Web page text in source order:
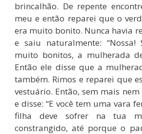
brincalhão. De repente
meu e então reparei que o
era muito bonito. Nunca havia
e saiu naturalmente: “Nossa!
muito bonitos, a mulherada
Então ele disse que a
também. Rimos e reparei que
vestuário. Então, sem mais
e disse: “E você tem uma vara
filha deve sofrer na tua
constrangido, até porque o